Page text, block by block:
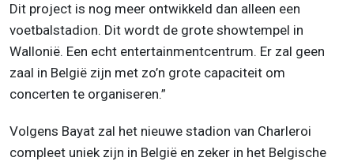
Dit project is nog meer ontwikkeld dan alleen een
voetbalstadion. Dit wordt de grote showtempel in
Wallonië. Een echt entertainmentcentrum. Er zal geen
zaal in België zijn met zo’n grote capaciteit om
concerten te organiseren.”
Volgens Bayat zal het nieuwe stadion van Charleroi
compleet uniek zijn in België en zeker in het Belgische